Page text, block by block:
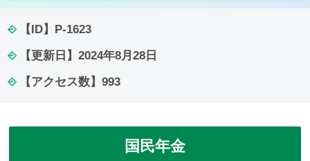
【ID】 P-1623
【更新日】 2024年8月28日
【アクセス数】 993
国民年金